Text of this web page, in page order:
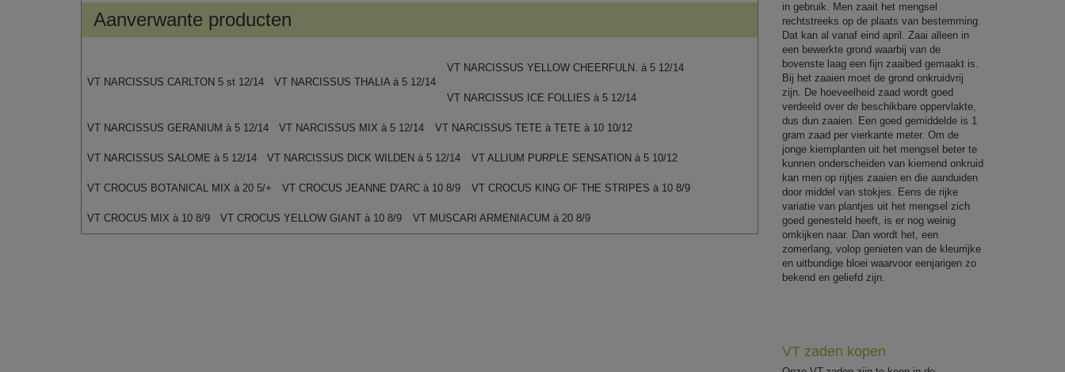
Aanverwante producten
VT NARCISSUS CARLTON 5 st 12/14 VT NARCISSUS THALIA à 5 12/14
VT NARCISSUS YELLOW CHEERFULN. à 5 12/14
VT NARCISSUS ICE FOLLIES à 5 12/14
VT NARCISSUS GERANIUM à 5 12/14 VT NARCISSUS MIX à 5 12/14 VT NARCISSUS TETE à TETE à 10 10/12
VT NARCISSUS SALOME à 5 12/14 VT NARCISSUS DICK WILDEN à 5 12/14 VT ALLIUM PURPLE SENSATION à 5 10/12
VT CROCUS BOTANICAL MIX à 20 5/+ VT CROCUS JEANNE D'ARC à 10 8/9 VT CROCUS KING OF THE STRIPES à 10 8/9
VT CROCUS MIX à 10 8/9 VT CROCUS YELLOW GIANT à 10 8/9 VT MUSCARI ARMENIACUM à 20 8/9
in gebruik. Men zaait het mengsel
rechtstreeks op de plaats van bestemming.
Dat kan al vanaf eind april. Zaai alleen in
een bewerkte grond waarbij van de
bovenste laag een fijn zaaibed gemaakt is.
Bij het zaaien moet de grond onkruidvrij
zijn. De hoeveelheid zaad wordt goed
verdeeld over de beschikbare oppervlakte,
dus dun zaaien. Een goed gemiddelde is 1
gram zaad per vierkante meter. Om de
jonge kiemplanten uit het mengsel beter te
kunnen onderscheiden van kiemend onkruid
kan men op rijtjes zaaien en die aanduiden
door middel van stokjes. Eens de rijke
variatie van plantjes uit het mengsel zich
goed genesteld heeft, is er nog weinig
omkijken naar. Dan wordt het, een
zomerlang, volop genieten van de kleurrijke
en uitbundige bloei waarvoor eenjarigen zo
bekend en geliefd zijn.
VT zaden kopen